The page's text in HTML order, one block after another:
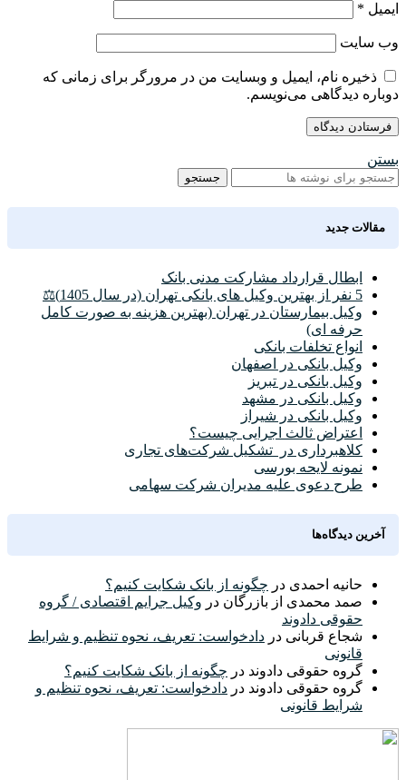
ایمیل *
وب‌ سایت
ذخیره نام، ایمیل و وبسایت من در مرورگر برای زمانی که
دوباره دیدگاهی می‌نویسم.
بستن
جستجو
مقالات جدید
ابطال قرارداد مشارکت مدنی بانک
5 نفر از بهترین وکیل های بانکی تهران (در سال 1405)⚖️
وکیل بیمارستان در تهران (بهترین هزینه به صورت کامل
حرفه ای)
انواع تخلفات بانکی
وکیل بانکی در اصفهان
وکیل بانکی در تبریز
وکیل بانکی در مشهد
وکیل بانکی در شیراز
اعتراض ثالث اجرایی چیست؟
کلاهبرداری در تشکیل شرکت‌های تجاری
نمونه لایحه بورسی
طرح دعوی علیه مدیران شرکت سهامی
آخرین دیدگاه‌ها
حانیه احمدی در چگونه از بانک شکایت کنیم؟
صمد محمدی از بازرگان در وکیل جرایم اقتصادی / گروه
حقوقی دادوند
شجاع قربانی در دادخواست: تعریف، نحوه تنظیم و شرایط
قانونی
گروه حقوقی دادوند در چگونه از بانک شکایت کنیم؟
گروه حقوقی دادوند در دادخواست: تعریف، نحوه تنظیم و
شرایط قانونی